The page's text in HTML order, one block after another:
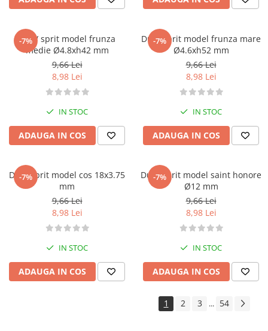
-7%
Dui / sprit model frunza
medie Ø4.8xh42 mm
9,66 Lei
8,98 Lei
IN STOC
ADAUGA IN COS
-7%
Dui / sprit model frunza mare
Ø4.6xh52 mm
9,66 Lei
8,98 Lei
IN STOC
ADAUGA IN COS
-7%
Dui / sprit model cos 18x3.75
mm
9,66 Lei
8,98 Lei
IN STOC
ADAUGA IN COS
-7%
Dui / sprit model saint honore
Ø12 mm
9,66 Lei
8,98 Lei
IN STOC
ADAUGA IN COS
1 2 3 ... 54